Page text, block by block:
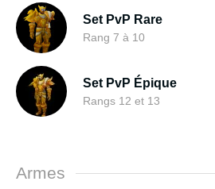
Set PvP Rare
Rang 7 à 10
Set PvP Épique
Rangs 12 et 13
Armes